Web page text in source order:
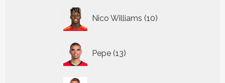
Nico Williams 10
producten
Pepe 13
producten